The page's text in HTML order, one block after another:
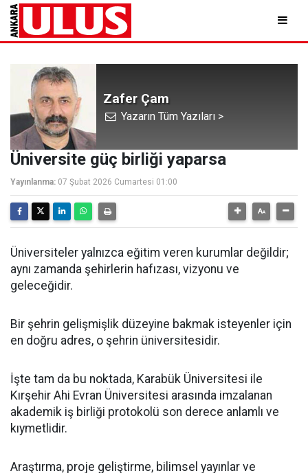
Zafer Çam
Yazarın Tüm Yazıları >
Üniversite güç birliği yaparsa
Yayınlanma: 07 Şubat 2026 Cumartesi 01:00
Üniversiteler yalnızca eğitim veren kurumlar değildir;
aynı zamanda şehirlerin hafızası, vizyonu ve
geleceğidir.
Bir şehrin gelişmişlik düzeyine bakmak isteyenler için
en doğru adres, o şehrin üniversitesidir.
İşte tam da bu noktada, Karabük Üniversitesi ile
Kırşehir Ahi Evran Üniversitesi arasında imzalanan
akademik iş birliği protokolü son derece anlamlı ve
kıymetlidir.
Araştırma, proje geliştirme, bilimsel yayınlar ve